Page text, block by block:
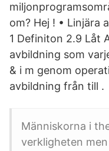
om? Hej ! • Linjära
1 Definiton 2.9 Låt
avbildning som
& i m genom
avbildning från till .
Människorna i
verkligheten